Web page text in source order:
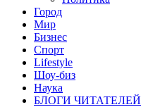
Город
Мир
Бизнес
Спорт
Lifestyle
Шоу-биз
Наука
БЛОГИ ЧИТАТЕЛЕЙ